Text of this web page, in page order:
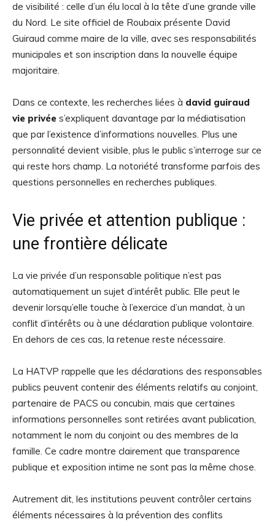
de visibilité : celle d’un élu local à la tête d’une grande ville
du Nord. Le site officiel de Roubaix présente David
Guiraud comme maire de la ville, avec ses responsabilités
municipales et son inscription dans la nouvelle équipe
majoritaire.
Dans ce contexte, les recherches liées à david guiraud
vie privée s’expliquent davantage par la médiatisation
que par l’existence d’informations nouvelles. Plus une
personnalité devient visible, plus le public s’interroge sur ce
qui reste hors champ. La notoriété transforme parfois des
questions personnelles en recherches publiques.
Vie privée et attention publique :
une frontière délicate
La vie privée d’un responsable politique n’est pas
automatiquement un sujet d’intérêt public. Elle peut le
devenir lorsqu’elle touche à l’exercice d’un mandat, à un
conflit d’intérêts ou à une déclaration publique volontaire.
En dehors de ces cas, la retenue reste nécessaire.
La HATVP rappelle que les déclarations des responsables
publics peuvent contenir des éléments relatifs au conjoint,
partenaire de PACS ou concubin, mais que certaines
informations personnelles sont retirées avant publication,
notamment le nom du conjoint ou des membres de la
famille. Ce cadre montre clairement que transparence
publique et exposition intime ne sont pas la même chose.
Autrement dit, les institutions peuvent contrôler certains
éléments nécessaires à la prévention des conflits